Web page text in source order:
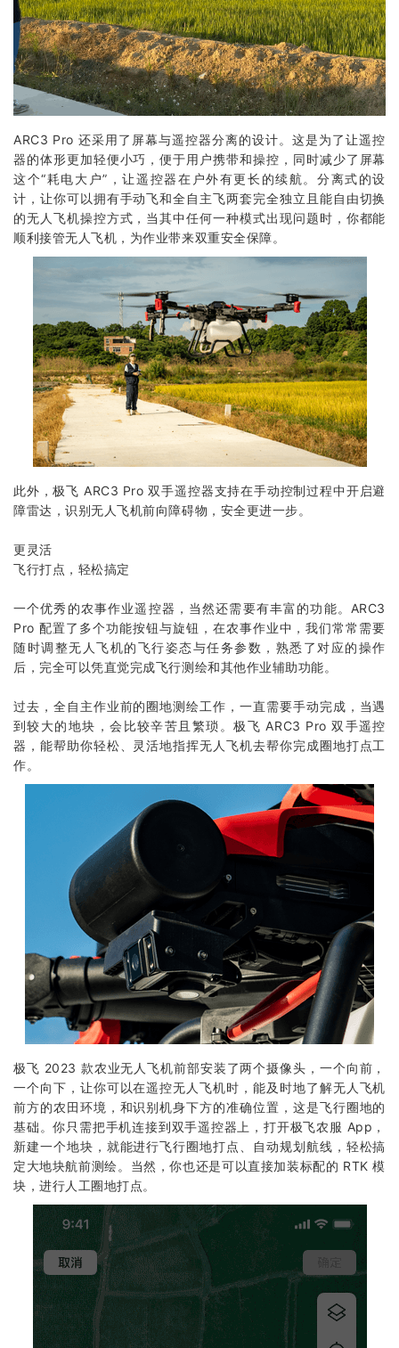
ARC3 Pro 还采用了屏幕与遥控器分离的设计。这是为了让遥控
器的体形更加轻便小巧，便于用户携带和操控，同时减少了屏幕
这个“耗电大户”，让遥控器在户外有更长的续航。分离式的设
计，让你可以拥有手动飞和全自主飞两套完全独立且能自由切换
的无人飞机操控方式，当其中任何一种模式出现问题时，你都能
顺利接管无人飞机，为作业带来双重安全保障。
此外，极飞 ARC3 Pro 双手遥控器支持在手动控制过程中开启避
障雷达，识别无人飞机前向障碍物，安全更进一步。
更灵活
飞行打点，轻松搞定
一个优秀的农事作业遥控器，当然还需要有丰富的功能。ARC3
Pro 配置了多个功能按钮与旋钮，在农事作业中，我们常常需要
随时调整无人飞机的飞行姿态与任务参数，熟悉了对应的操作
后，完全可以凭直觉完成飞行测绘和其他作业辅助功能。
过去，全自主作业前的圈地测绘工作，一直需要手动完成，当遇
到较大的地块，会比较辛苦且繁琐。极飞 ARC3 Pro 双手遥控
器，能帮助你轻松、灵活地指挥无人飞机去帮你完成圈地打点工
作。
极飞 2023 款农业无人飞机前部安装了两个摄像头，一个向前，
一个向下，让你可以在遥控无人飞机时，能及时地了解无人飞机
前方的农田环境，和识别机身下方的准确位置，这是飞行圈地的
基础。你只需把手机连接到双手遥控器上，打开极飞农服 App，
新建一个地块，就能进行飞行圈地打点、自动规划航线，轻松搞
定大地块航前测绘。当然，你也还是可以直接加装标配的 RTK 模
块，进行人工圈地打点。